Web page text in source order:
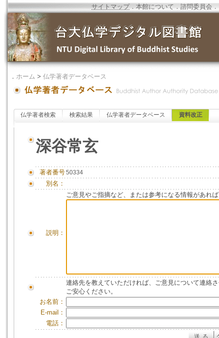
サイトマップ．本館について ．諮問委員会 ．
． ホーム > 仏学著者データベース
仏学著者検索 検索結果 仏学著者データベース 資料改正
深谷常玄
著者番号50334
別名：
説明：
ご意見やご指摘など、または参考になる情報があれ
連絡先を教えていただければ、ご意見について連絡
ご安心ください。
お名前：
E-mail：
電話：